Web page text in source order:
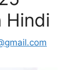
Hindi